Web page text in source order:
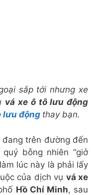
sắp tới nhưng xe
vá xe ô tô lưu động
lưu động thay bạn.
trên đường đến
bỗng nhiên “giở
lúc này là phải lấy
của dịch vụ vá xe
Hồ Chí Minh, sau